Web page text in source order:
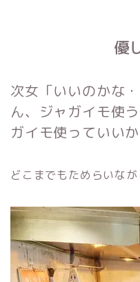
優
次女「いいのかな
ん、ジャガイモ使
ガイモ使っていいか
どこまでもためらいな